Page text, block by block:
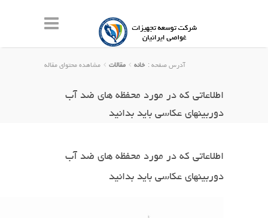
آدرس صفحه : خانه مقالات مشاهده محتوای مقاله
اطلاعاتی که در مورد محفظه های ضد آب
دوربینهای عکاسی باید بدانید
اطلاعاتی که در مورد محفظه های ضد آب
دوربینهای عکاسی باید بدانید